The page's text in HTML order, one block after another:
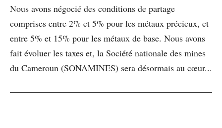
Nous avons négocié des conditions de partage
comprises entre 2% et 5% pour les métaux précieux, et
entre 5% et 15% pour les métaux de base. Nous avons
fait évoluer les taxes et, la Société nationale des mines
du Cameroun (SONAMINES) sera désormais au cœur...